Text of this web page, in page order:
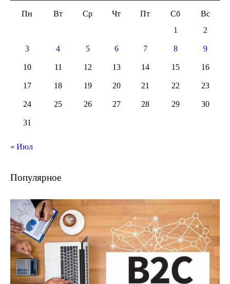
Пн Вт Ср Чт Пт Сб
Вс
1
2
3 4 5 6 7 8 9
10 11 12 13 14 15 16
17 18 19 20 21 22 23
24 25 26 27 28 29 30
31
« Июл
Популярное